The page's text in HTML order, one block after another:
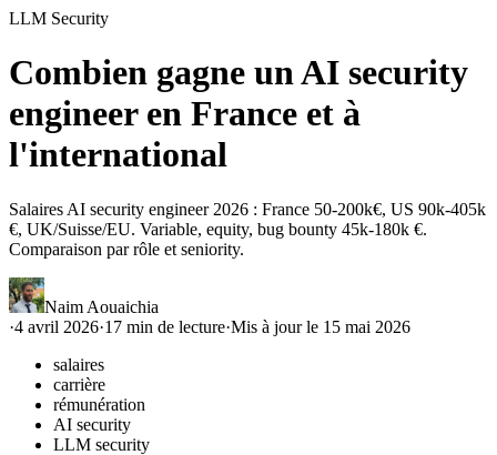
LLM Security
Combien gagne un AI security
engineer en France et à
l'international
Salaires AI security engineer 2026 : France 50-200k€, US 90k-405k
€, UK/Suisse/EU. Variable, equity, bug bounty 45k-180k €.
Comparaison par rôle et seniority.
Naim Aouaichia
·4 avril 2026·17 min de lecture·Mis à jour le 15 mai 2026
salaires
carrière
rémunération
AI security
LLM security